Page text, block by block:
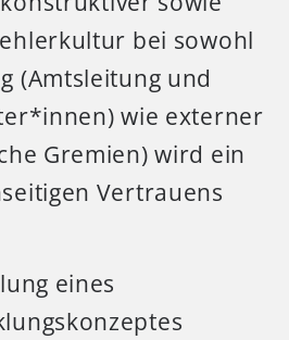
bei sowohl
(Amtsleitung und
wie externer
Gremien) wird ein
Vertrauens
eines